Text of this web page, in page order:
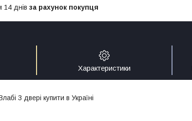
14 днів за рахунок покупця
Характеристики
3 двері купити в Україні